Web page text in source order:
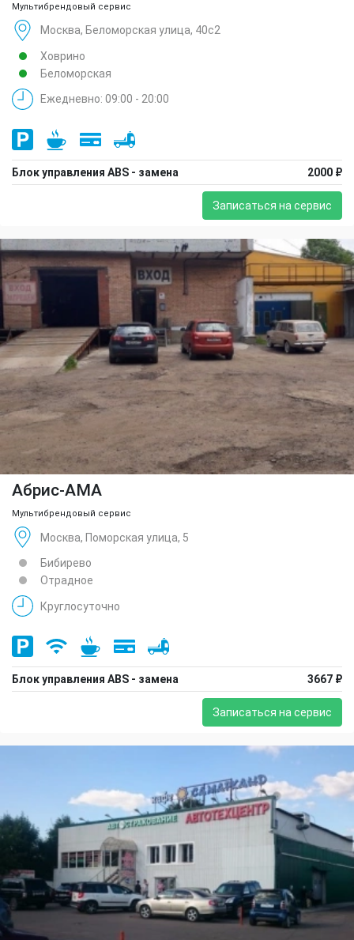
Мультибрендовый сервис
Москва, Беломорская улица, 40с2
Ховрино
Беломорская
Ежедневно: 09:00 - 20:00
Блок управления ABS - замена 2000 ₽
Записаться на сервис
Абрис-АМА
Мультибрендовый сервис
Москва, Поморская улица, 5
Бибирево
Отрадное
Круглосуточно
Блок управления ABS - замена 3667 ₽
Записаться на сервис